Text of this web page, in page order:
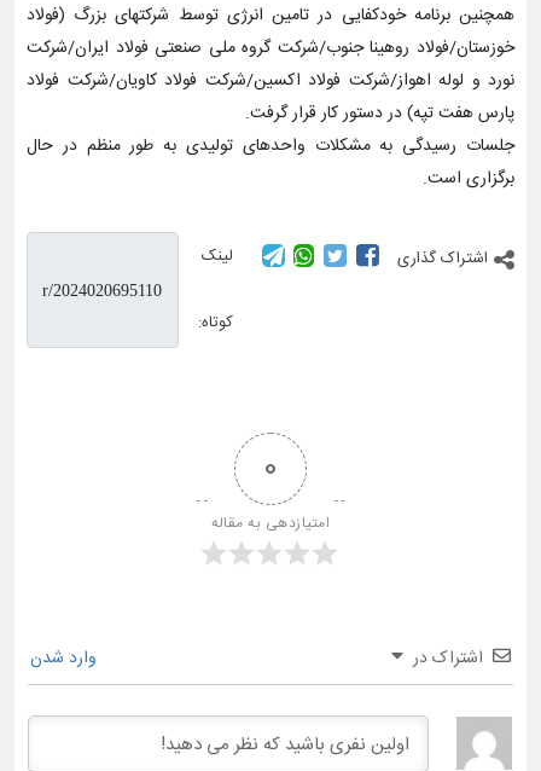
همچنین برنامه خودکفایی در تامین انرژی توسط شرکتهای بزرگ (فولاد
خوزستان/فولاد روهینا جنوب/شرکت گروه ملی صنعتی فولاد ایران/شرکت
نورد و لوله اهواز/شرکت فولاد اکسین/شرکت فولاد کاویان/شرکت فولاد
پارس هفت تپه) در دستور کار قرار گرفت.
جلسات رسیدگی به مشکلات واحدهای تولیدی به طور منظم در حال
برگزاری است.
اشتراک گذاری لینک
کوتاه:
0
امتیازدهی به مقاله
اشتراک در وارد شدن